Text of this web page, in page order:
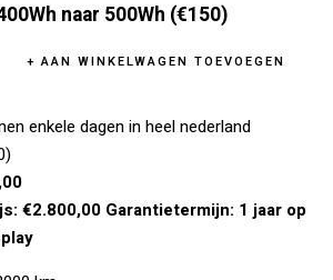
naar 500Wh (€150)
+ AAN WINKELWAGEN TOEVOEGEN
enkele dagen in heel nederland
€2.800,00 Garantietermijn: 1 jaar op